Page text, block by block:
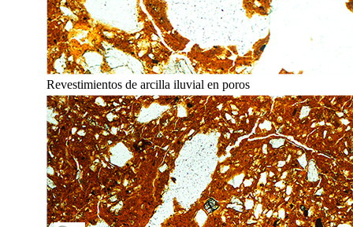
Revestimientos de arcilla iluvial en poros